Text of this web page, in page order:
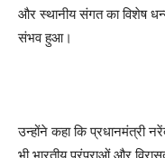
और स्थानीय संगत का विशेष
संभव हुआ।
उन्होंने कहा कि प्रधानमंत्री
भी भारतीय परंपराओं और